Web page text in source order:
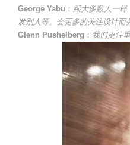
George Yabu ： 跟大多数人一
发别人等。会更多的关注设计而
Glenn Pushelberg ： 我们更注